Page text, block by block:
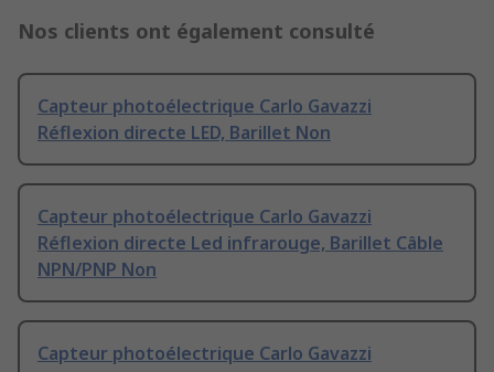
Nos clients ont également consulté
Capteur photoélectrique Carlo Gavazzi
Réflexion directe LED, Barillet Non
Capteur photoélectrique Carlo Gavazzi
Réflexion directe Led infrarouge, Barillet Câble
NPN/PNP Non
Capteur photoélectrique Carlo Gavazzi